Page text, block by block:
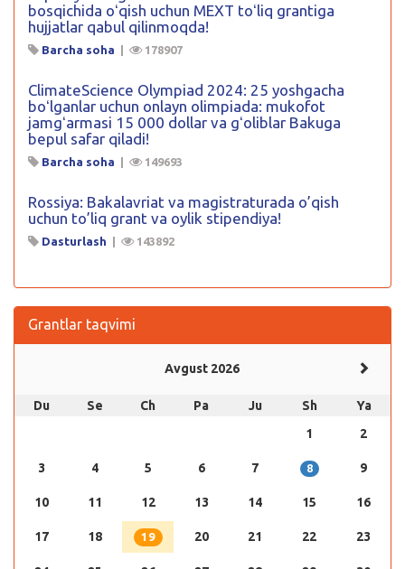
bosqichida oʻqish uchun MEXT toʻliq grantiga
hujjatlar qabul qilinmoqda!
Barcha soha 178907
ClimateScience Olympiad 2024: 25 yoshgacha
boʻlganlar uchun onlayn olimpiada: mukofot
jamgʻarmasi 15 000 dollar va gʻoliblar Bakuga
bepul safar qiladi!
Barcha soha 149693
Rossiya: Bakalavriat va magistraturada o’qish
uchun to’liq grant va oylik stipendiya!
Dasturlash 143892
Grantlar taqvimi
Avgust 2026
Du Se Ch Pa Ju Sh
Ya
1
2
3 4 5 6 7 8 9
10 11 12 13 14 15 16
17 18 19 20 21 22 23